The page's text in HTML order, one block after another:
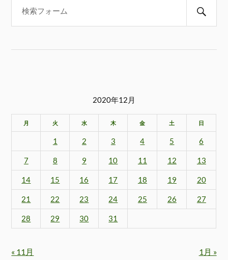
2020年12月
月 火 水 木 金 土 日
1 2 3 4 5 6
7 8 9 10 11 12 13
14 15 16 17 18 19 20
21 22 23 24 25 26 27
28 29 30 31
« 11月 1月 »